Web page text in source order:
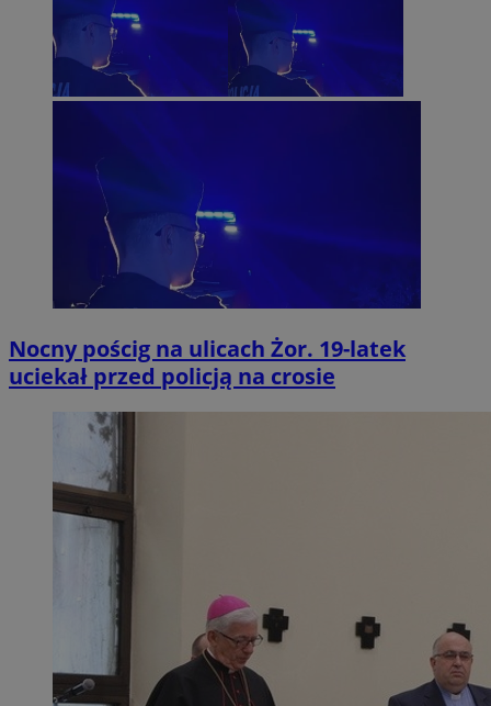
Nocny pościg na ulicach Żor. 19-latek
uciekał przed policją na crosie